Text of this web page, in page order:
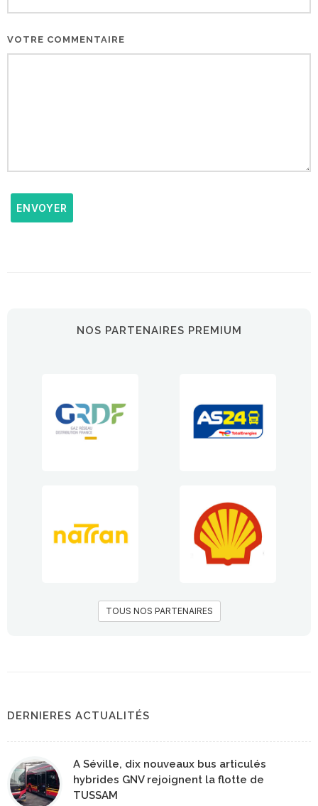
VOTRE COMMENTAIRE
ENVOYER
NOS PARTENAIRES PREMIUM
TOUS NOS PARTENAIRES
DERNIERES ACTUALITÉS
A Séville, dix nouveaux bus articulés
hybrides GNV rejoignent la flotte de
TUSSAM